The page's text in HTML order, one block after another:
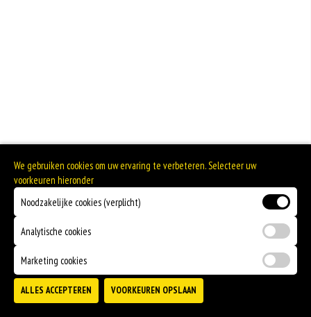
We gebruiken cookies om uw ervaring te verbeteren. Selecteer uw
voorkeuren hieronder
Noodzakelijke cookies (verplicht)
Analytische cookies
Marketing cookies
ALLES ACCEPTEREN VOORKEUREN OPSLAAN